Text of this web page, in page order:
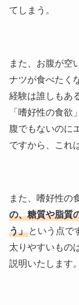
てしまう。
また、お腹が空
ナツが食べたく
経験は誰しもあ
「嗜好性の食
腹でもないのに
ですから、これ
また、嗜好性の
の、糖質や脂質
う」という点で
太りやすいもの
説明いたします。